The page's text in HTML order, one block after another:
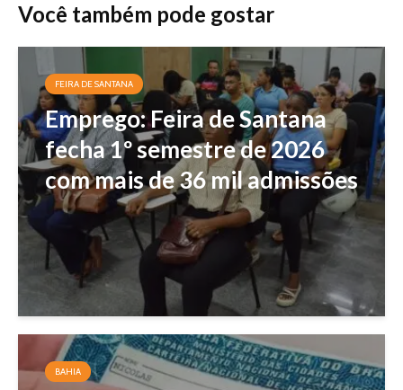
Você também pode gostar
FEIRA DE SANTANA
Emprego: Feira de Santana
fecha 1º semestre de 2026
com mais de 36 mil admissões
BAHIA